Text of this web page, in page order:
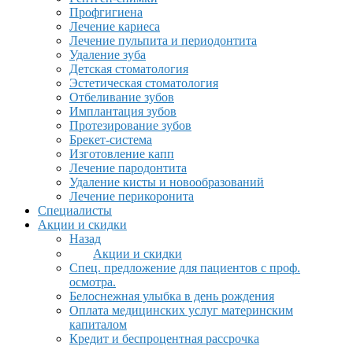
Профгигиена
Лечение кариеса
Лечение пульпита и периодонтита
Удаление зуба
Детская стоматология
Эстетическая стоматология
Отбеливание зубов
Имплантация зубов
Протезирование зубов
Брекет-система
Изготовление капп
Лечение пародонтита
Удаление кисты и новообразований
Лечение перикоронита
Специалисты
Акции и скидки
Назад
Акции и скидки
Спец. предложение для пациентов с проф.
осмотра.
Белоснежная улыбка в день рождения
Оплата медицинских услуг материнским
капиталом
Кредит и беспроцентная рассрочка